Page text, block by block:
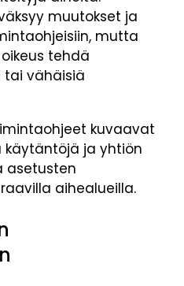
muutokset ja
mutta
tehdä
tai vähäisiä
kuvaavat
käytäntöjä ja yhtiön
asetusten
aihealueilla.